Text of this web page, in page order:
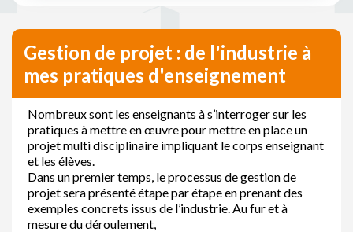
Gestion de projet : de l'industrie à
mes pratiques d'enseignement
Nombreux sont les enseignants à s’interroger sur les
pratiques à mettre en œuvre pour mettre en place un
projet multi disciplinaire impliquant le corps enseignant
et les élèves.
Dans un premier temps, le processus de gestion de
projet sera présenté étape par étape en prenant des
exemples concrets issus de l’industrie. Au fur et à
mesure du déroulement,